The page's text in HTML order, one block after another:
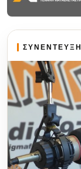
ΣΥΝΕΝΤΕΥΞΗ